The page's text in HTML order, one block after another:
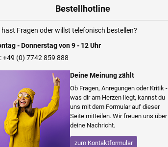
Bestellhotline
hast Fragen oder willst telefonisch bestellen?
- Donnerstag von 9 - 12 Uhr
+49 (0) 7742 859 888
Deine Meinung zählt
Ob Fragen, Anregungen oder Kritik -
was dir am Herzen liegt, kannst du
uns mit dem Formular auf dieser
Seite mitteilen. Wir freuen uns über
deine Nachricht.
zum Kontaktformular